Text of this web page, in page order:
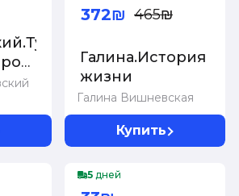
Галина Вишневская
Галина.История
жизни
372₪ 465₪
Купить
5 дней